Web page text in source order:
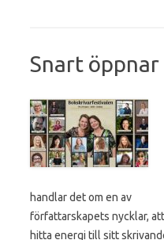
Snart
handlar det om en av
författarskapets nycklar, att
hitta energi till sitt